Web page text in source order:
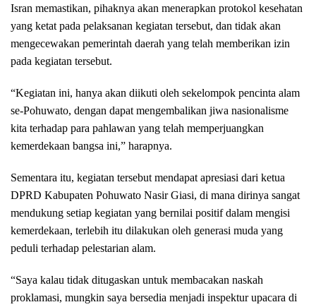
Isran memastikan, pihaknya akan menerapkan protokol kesehatan
yang ketat pada pelaksanan kegiatan tersebut, dan tidak akan
mengecewakan pemerintah daerah yang telah memberikan izin
pada kegiatan tersebut.
“Kegiatan ini, hanya akan diikuti oleh sekelompok pencinta alam
se-Pohuwato, dengan dapat mengembalikan jiwa nasionalisme
kita terhadap para pahlawan yang telah memperjuangkan
kemerdekaan bangsa ini,” harapnya.
Sementara itu, kegiatan tersebut mendapat apresiasi dari ketua
DPRD Kabupaten Pohuwato Nasir Giasi, di mana dirinya sangat
mendukung setiap kegiatan yang bernilai positif dalam mengisi
kemerdekaan, terlebih itu dilakukan oleh generasi muda yang
peduli terhadap pelestarian alam.
“Saya kalau tidak ditugaskan untuk membacakan naskah
proklamasi, mungkin saya bersedia menjadi inspektur upacara di